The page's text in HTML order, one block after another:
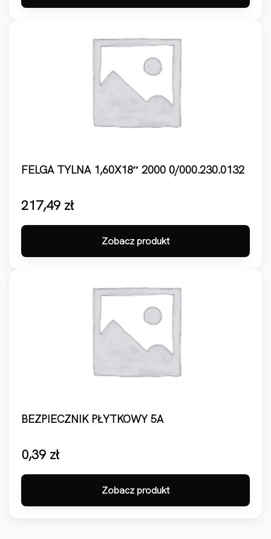
FELGA TYLNA 1,60X18″ 2000 0/000.230.0132
217,49 zł
Zobacz produkt
BEZPIECZNIK PŁYTKOWY 5A
0,39 zł
Zobacz produkt